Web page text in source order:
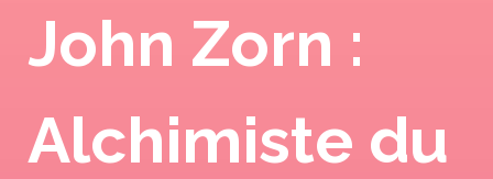
John Zorn :
Alchimiste du